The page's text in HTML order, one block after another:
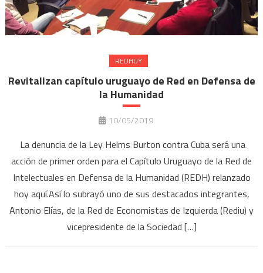
REDHUY
Revitalizan capítulo uruguayo de Red en Defensa de
la Humanidad
10/05/2019
La denuncia de la Ley Helms Burton contra Cuba será una
acción de primer orden para el Capítulo Uruguayo de la Red de
Intelectuales en Defensa de la Humanidad (REDH) relanzado
hoy aquí.Así lo subrayó uno de sus destacados integrantes,
Antonio Elías, de la Red de Economistas de Izquierda (Rediu) y
vicepresidente de la Sociedad […]